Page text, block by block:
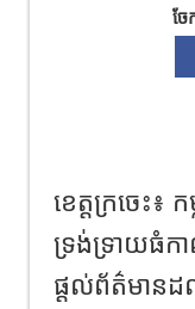
ចែ
ខេត្តក្រចេះ៖
ទ្រង់ទ្រាយធំក
ផ្តល់ព័ត៌មានដ